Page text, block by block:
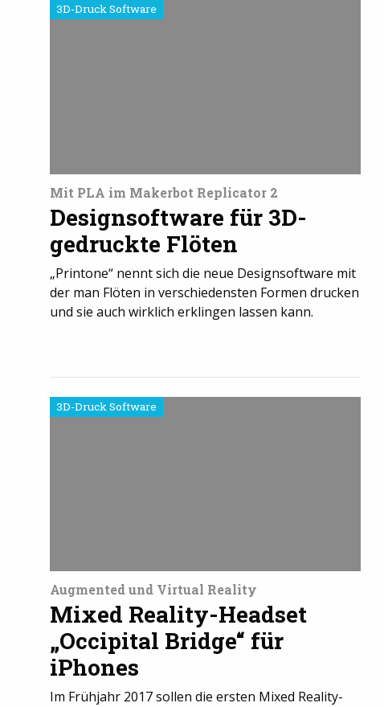
3D-Druck Software
Mit PLA im Makerbot Replicator 2
Designsoftware für 3D-
gedruckte Flöten
„Printone“ nennt sich die neue Designsoftware mit
der man Flöten in verschiedensten Formen drucken
und sie auch wirklich erklingen lassen kann.
3D-Druck Software
Augmented und Virtual Reality
Mixed Reality-Headset
„Occipital Bridge“ für
iPhones
Im Frühjahr 2017 sollen die ersten Mixed Reality-